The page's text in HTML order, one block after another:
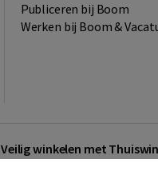
Publiceren bij Boom
Werken bij Boom &
Veilig winkelen met